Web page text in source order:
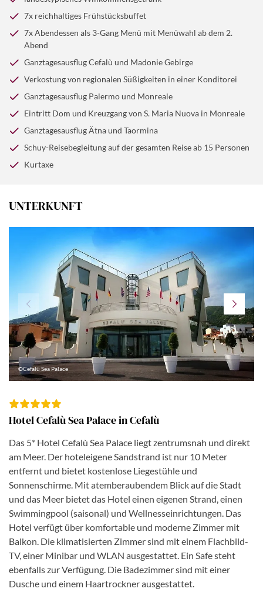
7x reichhaltiges Frühstücksbuffet
7x Abendessen als 3-Gang Menü mit Menüwahl ab dem 2.
Abend
Ganztagesausflug Cefalù und Madonie Gebirge
Verkostung von regionalen Süßigkeiten in einer Konditorei
Ganztagesausflug Palermo und Monreale
Eintritt Dom und Kreuzgang von S. Maria Nuova in Monreale
Ganztagesausflug Ätna und Taormina
Schuy-Reisebegleitung auf der gesamten Reise ab 15 Personen
Kurtaxe
UNTERKUNFT
©Cefalù Sea Palace
Hotel Cefalù Sea Palace in Cefalù
Das 5* Hotel Cefalù Sea Palace liegt zentrumsnah und direkt
am Meer. Der hoteleigene Sandstrand ist nur 10 Meter
entfernt und bietet kostenlose Liegestühle und
Sonnenschirme. Mit atemberaubendem Blick auf die Stadt
und das Meer bietet das Hotel einen eigenen Strand, einen
Swimmingpool (saisonal) und Wellnesseinrichtungen. Das
Hotel verfügt über komfortable und moderne Zimmer mit
Balkon. Die klimatisierten Zimmer sind mit einem Flachbild-
TV, einer Minibar und WLAN ausgestattet. Ein Safe steht
ebenfalls zur Verfügung. Die Badezimmer sind mit einer
Dusche und einem Haartrockner ausgestattet.